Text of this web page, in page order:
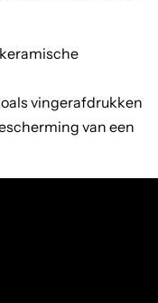
vingerafdrukken
van een